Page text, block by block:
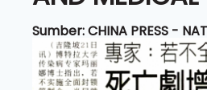
Sumber: CHINA PRESS -